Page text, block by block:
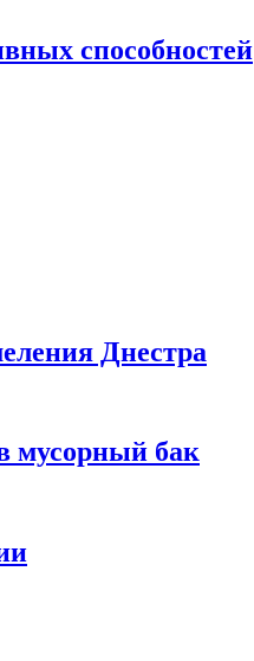
способностей
Днестра
мусорный бак